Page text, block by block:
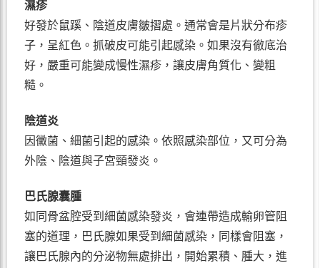
濕疹
好發於鼠蹊、陰道皮膚皺摺處。通常會是片狀分布疹
子，呈紅色。抓破皮可能引起感染。如果沒有徹底治
好，嚴重可能變成慢性濕疹，讓皮膚角質化、變粗
糙。
陰道炎
因黴菌、細菌引起的感染。依照感染部位，又可分為
外陰、陰道與子宮頸發炎。
巴氏腺囊腫
如同骨盆腔受到細菌感染發炎，會連帶造成輸卵管阻
塞的道理，巴氏腺如果受到細菌感染，同樣會阻塞，
讓巴氏腺內的分泌物無處排出，開始累積、腫大，進